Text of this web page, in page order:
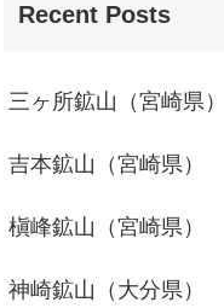
Recent Posts
三ヶ所鉱山（宮崎県）
吉本鉱山（宮崎県）
槇峰鉱山（宮崎県）
神崎鉱山（大分県）